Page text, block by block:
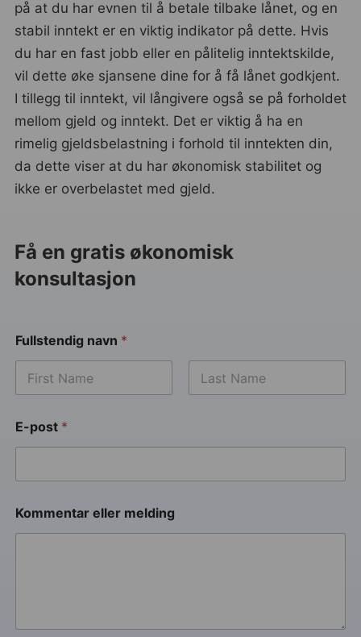
på at du har evnen til å betale tilbake lånet, og en
stabil inntekt er en viktig indikator på dette. Hvis
du har en fast jobb eller en pålitelig inntektskilde,
vil dette øke sjansene dine for å få lånet godkjent.
I tillegg til inntekt, vil långivere også se på forholdet
mellom gjeld og inntekt. Det er viktig å ha en
rimelig gjeldsbelastning i forhold til inntekten din,
da dette viser at du har økonomisk stabilitet og
ikke er overbelastet med gjeld.
Få en gratis økonomisk
konsultasjon
Fullstendig navn *
E-post *
Kommentar eller melding